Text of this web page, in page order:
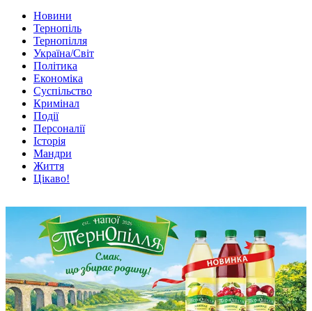
Новини
Тернопіль
Тернопілля
Україна/Світ
Політика
Економіка
Суспільство
Кримінал
Події
Персоналії
Історія
Мандри
Життя
Цікаво!